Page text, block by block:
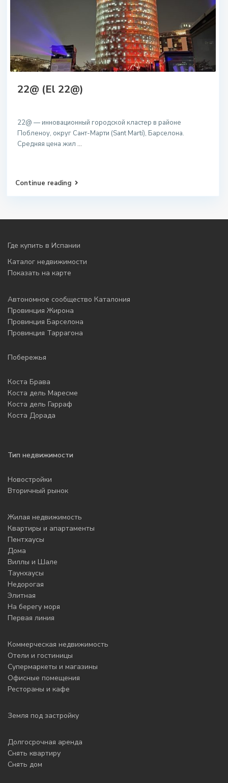
22@ (El 22@)
22@ — инновационный городской кластер в районе
Побленоу, округ Сант-Марти (Sant Martí), Барселона.
Средняя цена жил ...
Continue reading
Где купить в Испании
Каталог недвижимости
Показать на карте
Автономное сообщество Каталония
Провинция Жирона
Провинция Барселона
Провинция Таррагона
Побережья
Коста Брава
Коста дель Маресме
Коста дель Гарраф
Коста Дорада
Тип недвижимости
Новостройки
Вторичный рынок
Жилая недвижимость
Квартиры и апартаменты
Пентхаусы
Дома
Виллы и Шале
Таунхаусы
Недорогая
Элитная
На берегу моря
Первая линия
Коммерческая недвижимость
Отели и гостиницы
Супермаркеты и магазины
Офисные помещения
Рестораны и кафе
Земля под застройку
Долгосрочная аренда
Снять квартиру
Снять дом